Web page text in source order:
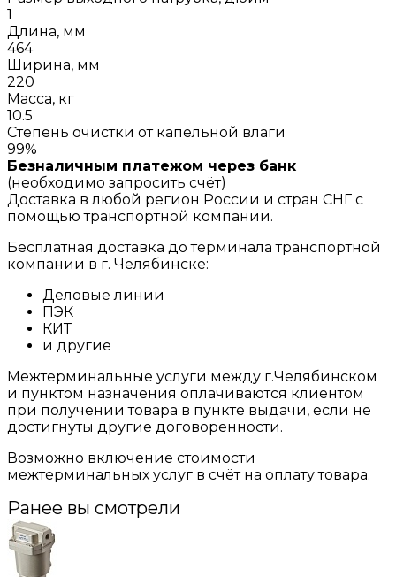
1
Длина, мм
464
Ширина, мм
220
Масса, кг
10.5
Степень очистки от капельной влаги
99%
Безналичным платежом через банк
(необходимо запросить счёт)
Доставка в любой регион России и стран СНГ с
помощью транспортной компании.
Бесплатная доставка до терминала транспортной
компании в г. Челябинске:
Деловые линии
ПЭК
КИТ
и другие
Межтерминальные услуги между г.Челябинском
и пунктом назначения оплачиваются клиентом
при получении товара в пункте выдачи, если не
достигнуты другие договоренности.
Возможно включение стоимости
межтерминальных услуг в счёт на оплату товара.
Ранее вы смотрели